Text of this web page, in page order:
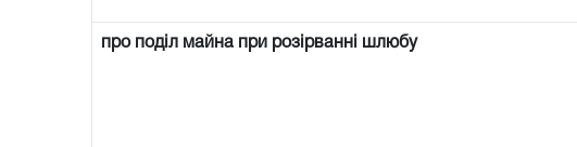
про поділ майна при розірванні шлюбу